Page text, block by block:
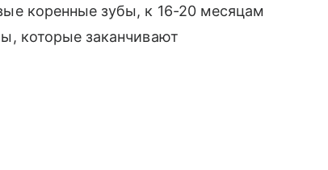
коренные зубы, к 16-20 месяцам
которые заканчивают